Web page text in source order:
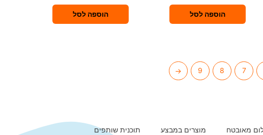
ר
0
מ
הוספה לסל
ר
0
מ
הוספה לסל
7
8
9
←
מאובטח מוצרים במבצע תוכנית שותפים